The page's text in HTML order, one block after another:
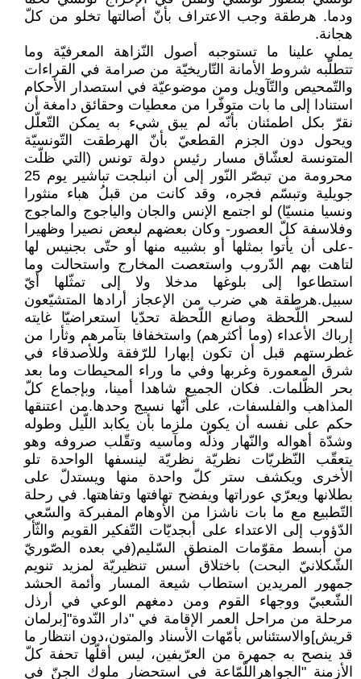
ودما. هرطقة وجب الاعتراف بأنّ أصالتها تخلو من كلّ
هجانة.
يملي علينا ما تستوجبه أصول النّزاهة المعرفيّة وما
تتطلّبه شروط الأمانة التّاريخيّة من صرامة في القراءات
والتّمحيص والتّآويل ومن موضوعيّة في استصدار الأحكام
استنادا إلى ما بات متوفّرا من معطيات وحقائق دامغة أن
نقرّ بكل اطمئنان بأنّه لم يبق شيء به يمكن التّعلّل
ويحول دون الجزم القطعيّ بأنّ الهرطقت التّونسيّة
المتونسة لعشّاق مسار رئيس دولة تونس (التي ظلّت
محرومة من تبصّر النّور إلى أن انبلجت تباشير يوم 25
جويلية وتبسّم فجره، وقد كانت من قبلُ هباء منثورا
ونسيا منسيّا) لو اجتمع الإنس والجان والياجوج والماجوج
وفلاسفة كلّ العصور- وكان بعضهم لبعض نصيرا وظهيرا
-على أن يأتوا بمثلها أو بشبيه منها أو حتّى بجنيس لها
لتاهت بهم الدّروب واستعصت المخارج واستحالت وما
استطاعوا إلى بلوغها مدخلا ولا إلى تمثّلها أيّ
سبيل.هرطقة هي ضرب من الإعجاز أرادها المتشيّعون
لسحر اللّحظة وصانع اللّحظة تحدّيا استعراضيّا غايته
إرباك الأعداء (وما أكثرهم) واستخفافا بتآمرهم وثأرا من
غطرستهم قبل أن تكون إبهارا للرّفقة وللأصدقاء في
شرق المعمورة وغربها وفي ما وراء المحيطات وما بعد
بحر الظّلمات. فكان الجميع شاهدا أمينا، وبإجماع كلّ
المذاهب والفلسفات، على أنّها نسيج وحدها.من اعتنقها
حكم على نفسه أن يكون ملزما بأن يكابد اللّيل وطوله
وشدّة أهواله والنّهار وذلّه ومآسيه وتقّلب صروفه وهو
يتعقّب النّظريّات نظريّة نظريّة لينسفها الواحدة تلو
الأخرى ويكشف ستر كلّ واحدة منها ويستدلّ على
بطلانها ويعرّي عوراتها ويفضح تهافتها وتفاهتها. في رحلة
التّطبيع مع ما بات ناشزا من الأوهام المفبركة والسّعي
الدّؤوب إلى الاعتداء على أبجديّات التّفكير القويم والثّأر
من أبسط مقوّمات المنطق السّليم(في بعده الصّوريّ
الشّكلانيّ البحت) باختلاق أسس تنظيريّة لمزيد تنويم
جمهور المريدين استطاب شيعة المسار وأئمة الحشد
الشّعبيّ ووجهاء القوم ومن دمغهم الوعي في أرذل
مرحلة من مراحل العمر الإقامة في "دار النّدوة"[برلمان
قريش]والاستئناس بأمّهات الأسناد والمتون،دون انتظار ما
قد ينصح به جمهرة من العرّيفين، ليس أقلّها تحفة كلّ
الأزمنة "الجواهراللّمّاعة في استحضار ملوك الجنّ في